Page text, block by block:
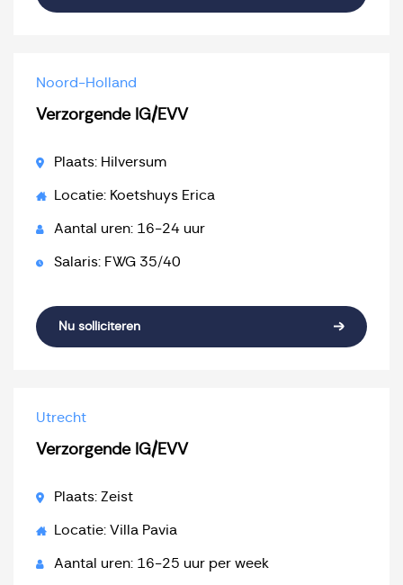
Noord-Holland
Verzorgende IG/EVV
Plaats: Hilversum
Locatie: Koetshuys Erica
Aantal uren: 16-24 uur
Salaris: FWG 35/40
Nu solliciteren
Utrecht
Verzorgende IG/EVV
Plaats: Zeist
Locatie: Villa Pavia
Aantal uren: 16-25 uur per week